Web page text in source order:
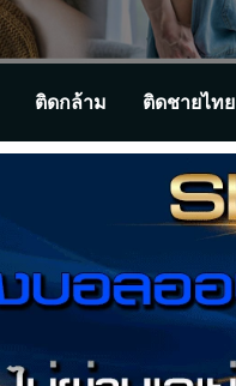
ติดกล้าม ติดชายไทย